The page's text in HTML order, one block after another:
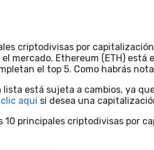
criptodivisas por
mercado. Ethereum (ETH) está
el top 5. Como habrás
lista está sujeta a cambios, ya
clic aquísi desea una
10 principales criptodivisas por